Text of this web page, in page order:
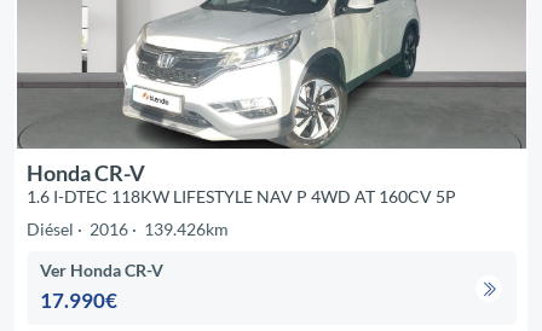
Honda CR-V
1.6 I-DTEC 118KW LIFESTYLE NAV P 4WD AT 160CV 5P
Diésel
2016 139.426km
Ver Honda CR-V
17.990€